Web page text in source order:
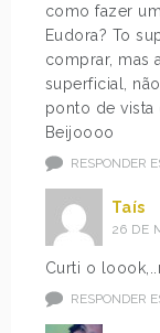
como fazer
Eudora? To
comprar, mas
superficial,
ponto de vista
Beijoooo
RESPONDER
Taís
26 DE
Curti o
RESPONDER